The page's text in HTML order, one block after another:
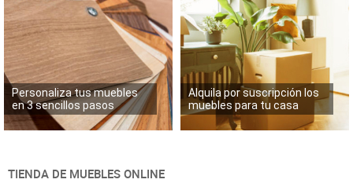
Personaliza tus muebles
en 3 sencillos pasos
Alquila por suscripción los
muebles para tu casa
TIENDA DE MUEBLES ONLINE